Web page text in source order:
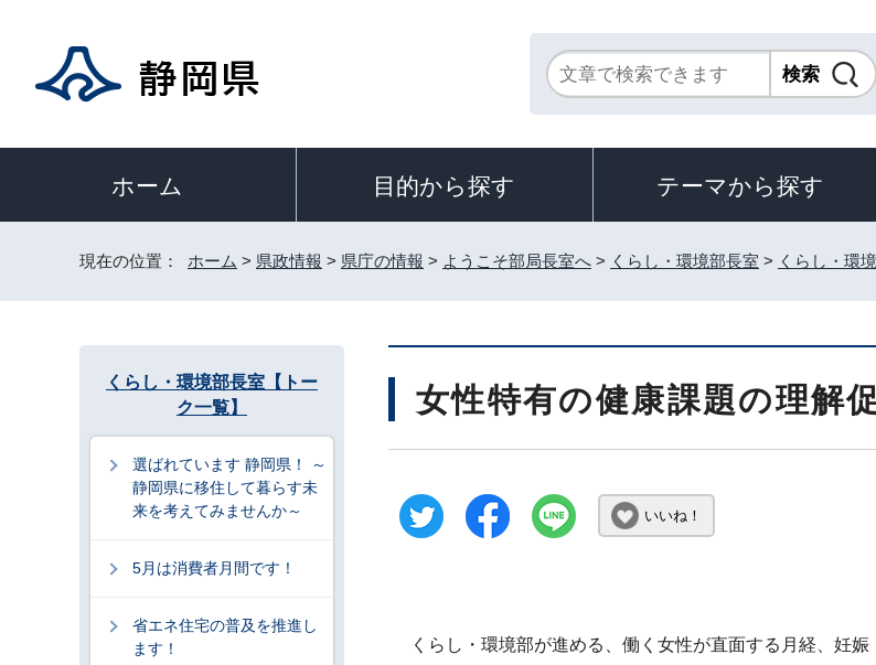
ホーム 目的から探す テーマから探す
現在の位置： ホーム > 県政情報 > 県庁の情報 > ようこそ部局長室へ > くらし・環境部長室 > くらし・環
女性特有の健康課題の理解
いいね！
くらし・環境部が進める、働く女性が直面する月経、妊
くらし・環境部長室【トー
ク一覧】
選ばれています 静岡県！ ～
静岡県に移住して暮らす未
来を考えてみませんか～
5月は消費者月間です！
省エネ住宅の普及を推進し
ます！